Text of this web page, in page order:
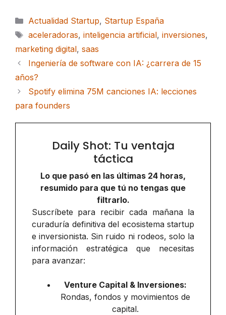
Categorías
Actualidad Startup, Startup España
Etiquetas
aceleradoras, inteligencia artificial, inversiones,
marketing digital, saas
Ingeniería de software con IA: ¿carrera de 15
años?
Spotify elimina 75M canciones IA: lecciones
para founders
Daily Shot: Tu ventaja
táctica
Lo que pasó en las últimas 24 horas,
resumido para que tú no tengas que
filtrarlo.
Suscríbete para recibir cada mañana la
curaduría definitiva del ecosistema startup
e inversionista. Sin ruido ni rodeos, solo la
información estratégica que necesitas
para avanzar:
Venture Capital & Inversiones:
Rondas, fondos y movimientos de
capital.